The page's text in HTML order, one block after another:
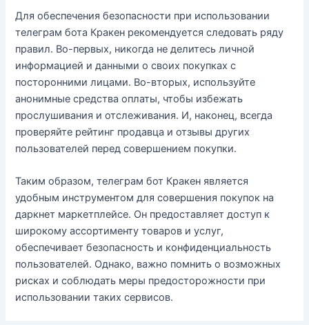
Для обеспечения безопасности при использовании
телеграм бота Кракен рекомендуется следовать ряду
правил. Во-первых, никогда не делитесь личной
информацией и данными о своих покупках с
посторонними лицами. Во-вторых, используйте
анонимные средства оплаты, чтобы избежать
прослушивания и отслеживания. И, наконец, всегда
проверяйте рейтинг продавца и отзывы других
пользователей перед совершением покупки.
Таким образом, телеграм бот Кракен является
удобным инструментом для совершения покупок на
даркнет маркетплейсе. Он предоставляет доступ к
широкому ассортименту товаров и услуг,
обеспечивает безопасность и конфиденциальность
пользователей. Однако, важно помнить о возможных
рисках и соблюдать меры предосторожности при
использовании таких сервисов.